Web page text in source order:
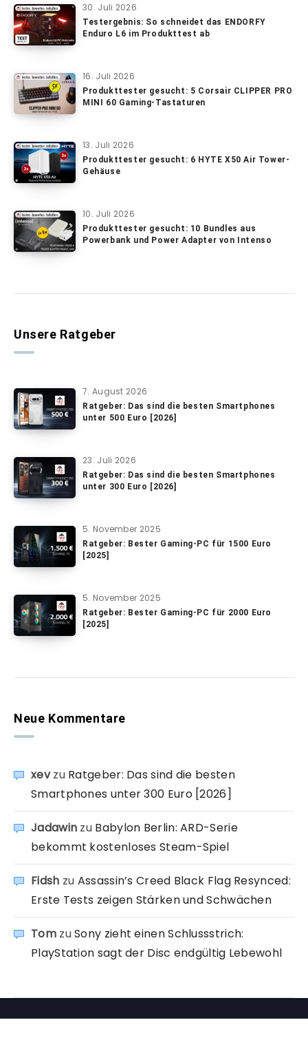
30. Juli 2026
Testergebnis: So schneidet das ENDORFY
Enduro L6 im Produkttest ab
16. Juli 2026
Produkttester gesucht: 5 Corsair CLIPPER PRO
MINI 60 Gaming-Tastaturen
13. Juli 2026
Produkttester gesucht: 6 HYTE X50 Air Tower-
Gehäuse
10. Juli 2026
Produkttester gesucht: 10 Bundles aus
Powerbank und Power Adapter von Intenso
Unsere Ratgeber
7. August 2026
Ratgeber: Das sind die besten Smartphones
unter 500 Euro [2026]
23. Juli 2026
Ratgeber: Das sind die besten Smartphones
unter 300 Euro [2026]
5. November 2025
Ratgeber: Bester Gaming-PC für 1500 Euro
[2025]
5. November 2025
Ratgeber: Bester Gaming-PC für 2000 Euro
[2025]
Neue Kommentare
xevzu Ratgeber: Das sind die besten
Smartphones unter 300 Euro [2026]
Jadawin zu Babylon Berlin: ARD-Serie
bekommt kostenloses Steam-Spiel
Fidsh zu Assassin’s Creed Black Flag Resynced:
Erste Tests zeigen Stärken und Schwächen
TomzuSony zieht einen Schlussstrich:
PlayStation sagt der Disc endgültig Lebewohl